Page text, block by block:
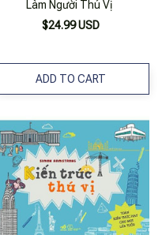
Làm Người Thú Vị
$24.99 USD
ADD TO CART